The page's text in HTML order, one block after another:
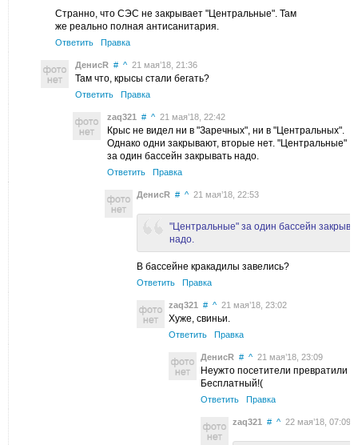
Странно, что СЭС не закрывает "Центральные". Там
же реально полная антисанитария.
Ответить Правка
ДенисR # ^ 21 мая’18, 21:36
Там что, крысы стали бегать?
Ответить Правка
zaq321 # ^ 21 мая’18, 22:42
Крыс не видел ни в "Заречных", ни в "Центральных".
Однако одни закрывают, вторые нет. "Центральные"
за один бассейн закрывать надо.
Ответить Правка
ДенисR # ^ 21 мая’18, 22:53
"Центральные" за один бассейн
надо.
В бассейне кракадилы завелись?
Ответить Правка
zaq321 # ^ 21 мая’18, 23:02
Хуже, свиньи.
Ответить Правка
ДенисR # ^ 21 мая’18, 23:09
Неужто посетители превратили
Бесплатный!(
Ответить Правка
zaq321 # ^ 22 мая’18, 07:09